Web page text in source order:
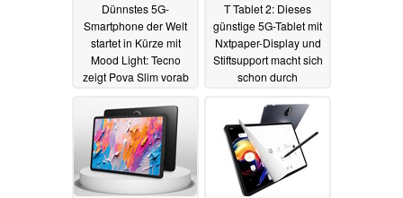
Dünnstes 5G-
Smartphone der Welt
startet in Kürze mit
Mood Light: Tecno
zeigt Pova Slim vorab
T Tablet 2: Dieses
günstige 5G-Tablet mit
Nxtpaper-Display und
Stiftsupport macht sich
schon durch
14.08.2025